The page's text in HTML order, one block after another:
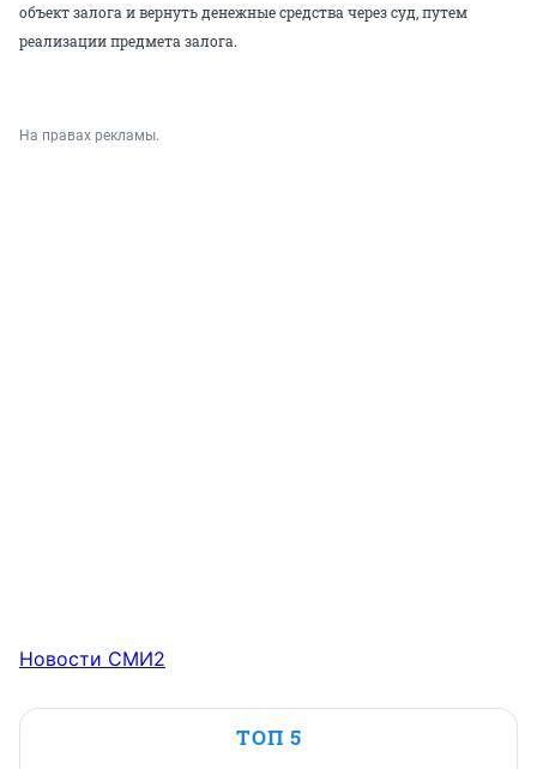
объект залога и вернуть денежные средства через суд, путем
реализации предмета залога.
На правах рекламы.
Новости СМИ2
ТОП 5